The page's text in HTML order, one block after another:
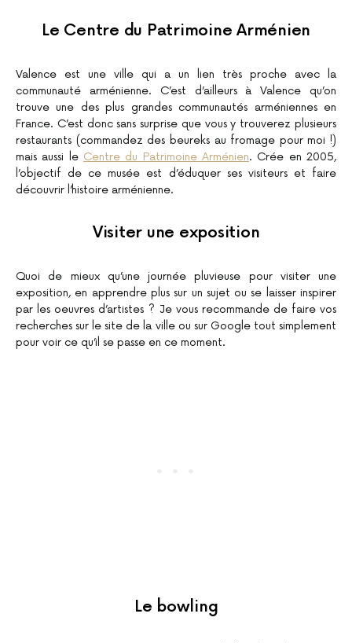
Le Centre du Patrimoine Arménien
Valence est une ville qui a un lien très proche avec la
communauté arménienne. C’est d’ailleurs à Valence qu’on
trouve une des plus grandes communautés arméniennes en
France. C’est donc sans surprise que vous y trouverez plusieurs
restaurants (commandez des beureks au fromage pour moi !)
mais aussi le Centre du Patrimoine Arménien. Crée en 2005,
l’objectif de ce musée est d’éduquer ses visiteurs et faire
découvrir l’histoire arménienne.
Visiter une exposition
Quoi de mieux qu’une journée pluvieuse pour visiter une
exposition, en apprendre plus sur un sujet ou se laisser inspirer
par les oeuvres d’artistes ? Je vous recommande de faire vos
recherches sur le site de la ville ou sur Google tout simplement
pour voir ce qu’il se passe en ce moment.
Le bowling